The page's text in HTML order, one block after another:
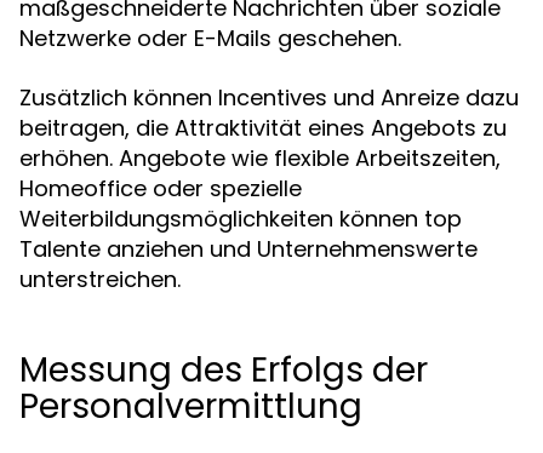
maßgeschneiderte Nachrichten über soziale
Netzwerke oder E-Mails geschehen.
Zusätzlich können Incentives und Anreize dazu
beitragen, die Attraktivität eines Angebots zu
erhöhen. Angebote wie flexible Arbeitszeiten,
Homeoffice oder spezielle
Weiterbildungsmöglichkeiten können top
Talente anziehen und Unternehmenswerte
unterstreichen.
Messung des Erfolgs der
Personalvermittlung